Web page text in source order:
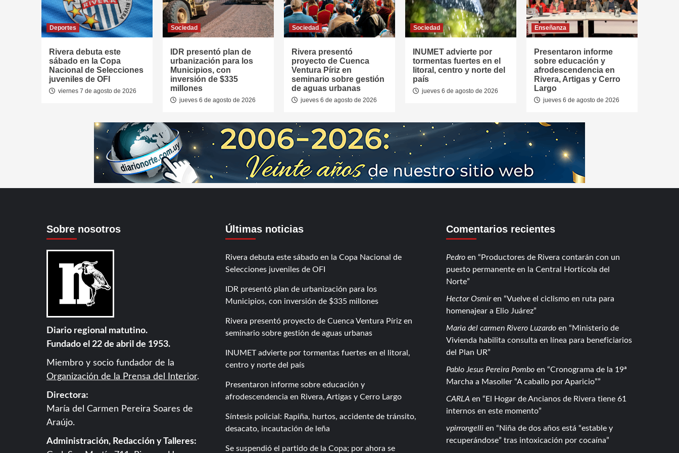
Deportes
Rivera debuta este
sábado en la Copa
Nacional de Selecciones
juveniles de OFI
viernes 7 de agosto de 2026
Sociedad
IDR presentó plan de
urbanización para los
Municipios, con
inversión de $335
millones
jueves 6 de agosto de 2026
Sociedad
Rivera presentó
proyecto de Cuenca
Ventura Píriz en
seminario sobre gestión
de aguas urbanas
jueves 6 de agosto de 2026
Sociedad
INUMET advierte por
tormentas fuertes en el
litoral, centro y norte del
país
jueves 6 de agosto de 2026
Enseñanza
Presentaron informe
sobre educación y
afrodescendencia en
Rivera, Artigas y Cerro
Largo
jueves 6 de agosto de 2026
Sobre nosotros
Diario regional matutino.
Fundado el 22 de abril de 1953.
Miembro y socio fundador de la
Organización de la Prensa del Interior.
Directora:
María del Carmen Pereira Soares de
Araújo.
Administración, Redacción y Talleres:
Últimas noticias
Rivera debuta este sábado en la Copa Nacional de
Selecciones juveniles de OFI
IDR presentó plan de urbanización para los
Municipios, con inversión de $335 millones
Rivera presentó proyecto de Cuenca Ventura Píriz en
seminario sobre gestión de aguas urbanas
INUMET advierte por tormentas fuertes en el litoral,
centro y norte del país
Presentaron informe sobre educación y
afrodescendencia en Rivera, Artigas y Cerro Largo
Síntesis policial: Rapiña, hurtos, accidente de tránsito,
desacato, incautación de leña
Se suspendió el partido de la Copa; por ahora se
Comentarios recientes
Pedroen
Productores de Rivera contarán con un
puesto permanente en la Central Hortícola del
Norte
Hector Osmiren
Vuelve el ciclismo en ruta para
homenajear a Elio Juárez
Maria del carmen Rivero Luzardoen
Ministerio de
Vivienda habilita consulta en línea para beneficiarios
del Plan UR
Pablo Jesus Pereira Pomboen
Cronograma de la 19ª
Marcha a Masoller “A caballo por Aparicio”
CARLA en
El Hogar de Ancianos de Rivera tiene 61
internos en este momento
vpirrongellien
Niña de dos años está “estable y
recuperándose” tras intoxicación por cocaína